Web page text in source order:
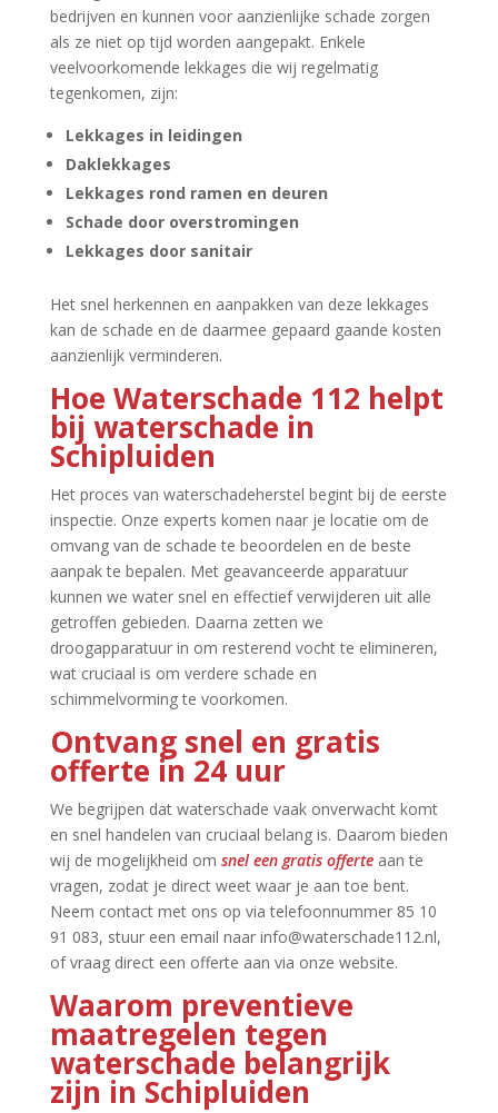
bedrijven en kunnen voor aanzienlijke schade zorgen
als ze niet op tijd worden aangepakt.​ Enkele
veelvoorkomende lekkages die wij regelmatig
tegenkomen, zijn:
Lekkages in leidingen
Daklekkages
Lekkages rond ramen en deuren
Schade door overstromingen
Lekkages door sanitair
Het snel herkennen en aanpakken van deze lekkages
kan de schade en de daarmee gepaard gaande kosten
aanzienlijk verminderen.​
Hoe Waterschade 112 helpt
bij waterschade in
Schipluiden
Het proces van waterschadeherstel begint bij de eerste
inspectie.​ Onze experts komen naar je locatie om de
omvang van de schade te beoordelen en de beste
aanpak te bepalen.​ Met geavanceerde apparatuur
kunnen we water snel en effectief verwijderen uit alle
getroffen gebieden.​ Daarna zetten we
droogapparatuur in om resterend vocht te elimineren,
wat cruciaal is om verdere schade en
schimmelvorming te voorkomen.​
Ontvang snel en gratis
offerte in 24 uur
We begrijpen dat waterschade vaak onverwacht komt
en snel handelen van cruciaal belang is.​ Daarom bieden
wij de mogelijkheid om snel een gratis offerteaan te
vragen, zodat je direct weet waar je aan toe bent.​
Neem contact met ons op via telefoonnummer 85 10
91 083, stuur een email naar info@waterschade112.​nl,
of vraag direct een offerte aan via onze website.​
Waarom preventieve
maatregelen tegen
waterschade belangrijk
zijn in Schipluiden